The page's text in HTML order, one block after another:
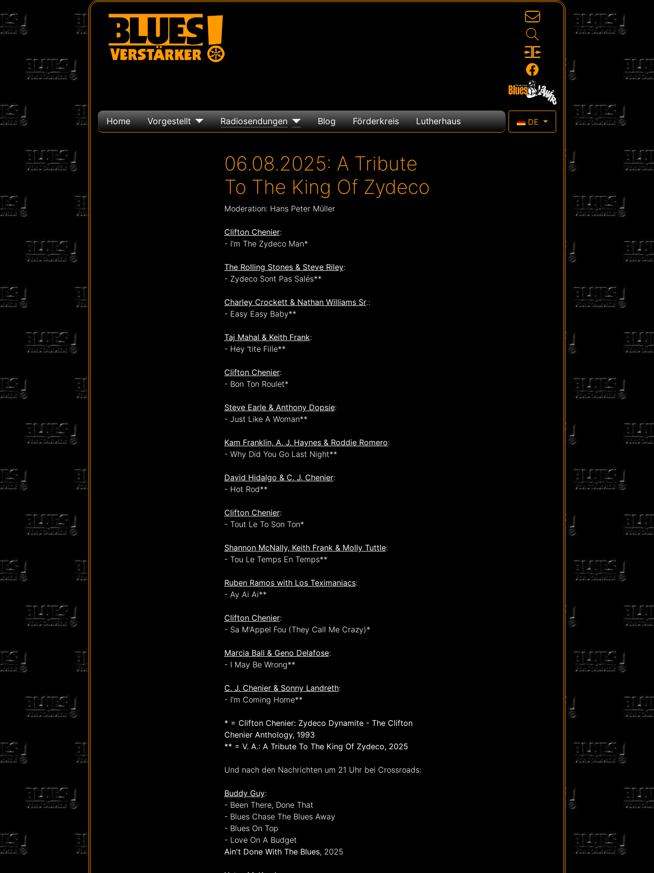
Sprache auswählen
DE
Home Vorgestellt Radiosendungen Blog Förderkreis Lutherhaus
06.08.2025: A Tribute
To The King Of Zydeco
Moderation: Hans Peter Müller
Clifton Chenier:
- I'm The Zydeco Man*
The Rolling Stones & Steve Riley:
- Zydeco Sont Pas Salés**
Charley Crockett & Nathan Williams Sr.:
- Easy Easy Baby**
Taj Mahal & Keith Frank:
- Hey 'tite Fille**
Clifton Chenier:
- Bon Ton Roulet*
Steve Earle & Anthony Dopsie:
- Just Like A Woman**
Kam Franklin, A. J. Haynes & Roddie Romero:
- Why Did You Go Last Night**
David Hidalgo & C. J. Chenier:
- Hot Rod**
Clifton Chenier:
- Tout Le To Son Ton*
Shannon McNally, Keith Frank & Molly Tuttle:
- Tou Le Temps En Temps**
Ruben Ramos with Los Teximaniacs:
- Ay Ai Ai**
Clifton Chenier:
- Sa M'Appel Fou (They Call Me Crazy)*
Marcia Ball & Geno Delafose:
- I May Be Wrong**
C. J. Chenier & Sonny Landreth:
- I'm Coming Home**
* = Clifton Chenier: Zydeco Dynamite - The Clifton
Chenier Anthology, 1993
** = V. A.: A Tribute To The King Of Zydeco, 2025
Und nach den Nachrichten um 21 Uhr bei Crossroads:
Buddy Guy:
- Been There, Done That
- Blues Chase The Blues Away
- Blues On Top
- Love On A Budget
Ain't Done With The Blues, 2025